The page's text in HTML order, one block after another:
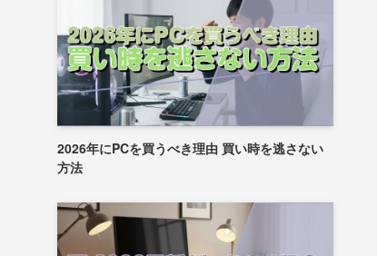
2026年にPCを買うべき理由 買い時を逃さない
方法